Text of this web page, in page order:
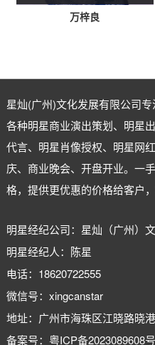
万梓良
星灿(广州)文化发展有限公司专
各种明星商业演出策划、明星
代言、明星肖像授权、明星网
庆、商业晚会、开盘开业。一
格，提供更优惠的价格给客户
明星经纪公司：星灿（广州）
明星经纪人：陈星
电话：18620722555
微信号：xingcanstar
地址：广州市海珠区江晓路晓
备案号： 粤ICP备2023089608号